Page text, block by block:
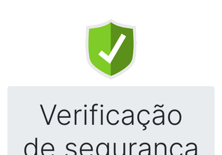
Verificação
de segurança